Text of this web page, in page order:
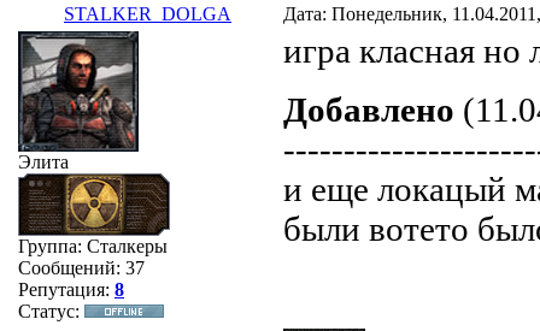
STALKER_DOLGA Дата: Понедельник,
Элита
Группа: Сталкеры
Сообщений: 37
Репутация: 8
Статус:
игра класная
Добавлено
и еще локацый
были вотето